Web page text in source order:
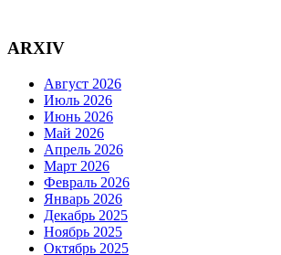
ARXIV
Август 2026
Июль 2026
Июнь 2026
Май 2026
Апрель 2026
Март 2026
Февраль 2026
Январь 2026
Декабрь 2025
Ноябрь 2025
Октябрь 2025